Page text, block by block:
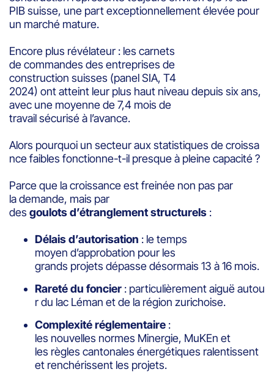
PIB suisse, une part exceptionnellement élevée pour
un marché mature.
Encore plus révélateur : les carnets
de commandes des entreprises de
construction suisses (panel SIA, T4
2024) ont atteint leur plus haut niveau depuis six ans,
avec une moyenne de 7,4 mois de
travail sécurisé à l’avance.
Alors pourquoi un secteur aux statistiques de croissa
nce faibles fonctionne-t-il presque à pleine capacité ?
Parce que la croissance est freinée non pas par
la demande, mais par
des goulots d’étranglement structurels :
Délais d’autorisation : le temps
moyen d’approbation pour les
grands projets dépasse désormais 13 à 16 mois.
Rareté du foncier : particulièrement aiguë autou
r du lac Léman et de la région zurichoise.
Complexité réglementaire :
les nouvelles normes Minergie, MuKEn et
les règles cantonales énergétiques ralentissent
et renchérissent les projets.